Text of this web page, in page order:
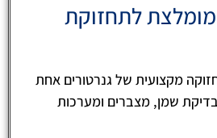
לתחזוקת
מקצועית של גנרטורים אחת
שמן, מצברים ומערכות